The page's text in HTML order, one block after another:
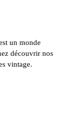
un monde
découvrir nos
vintage.